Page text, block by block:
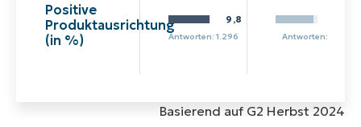
Positive
Produktausrichtung
(in %)
9,8
Antworten: 1.296 Antworten: 225
Basierend auf G2 Herbst 2024